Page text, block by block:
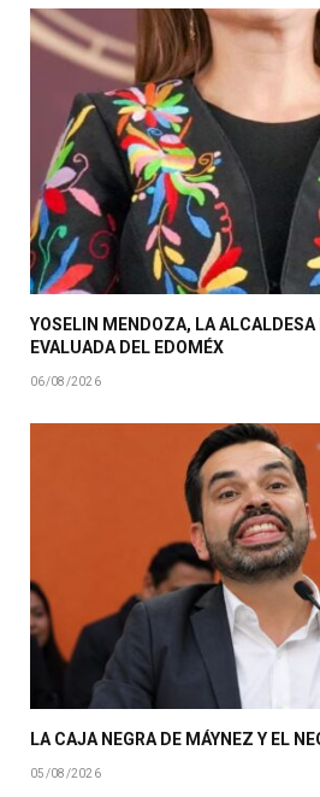
YOSELIN MENDOZA, LA
EVALUADA DEL EDOMÉX
06/08/2026
LA CAJA NEGRA DE MÁYNEZ Y EL
05/08/2026